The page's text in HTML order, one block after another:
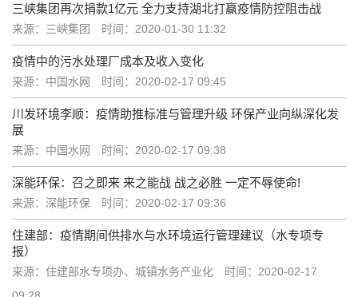
三峡集团再次捐款1亿元 全力支持湖北打赢疫情防控阻击战
来源：三峡集团 时间：2020-01-30 11:32
疫情中的污水处理厂成本及收入变化
来源：中国水网 时间：2020-02-17 09:45
川发环境李顺：疫情助推标准与管理升级 环保产业向纵深化发
展
来源：中国水网 时间：2020-02-17 09:38
深能环保：召之即来 来之能战 战之必胜 一定不辱使命!
来源：深能环保 时间：2020-02-17 09:36
住建部：疫情期间供排水与水环境运行管理建议（水专项专
报）
来源：住建部水专项办、城镇水务产业化
时间：2020-02-17